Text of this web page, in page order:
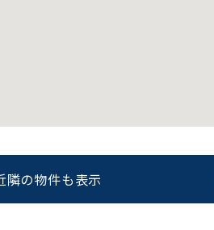
スム
0120-
平日 9:00〜
隣の物件も表示